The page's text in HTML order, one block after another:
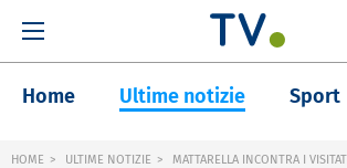
Home Ultime notizie Sport
HOME ULTIME NOTIZIE
MATTARELLA INCONTRA I